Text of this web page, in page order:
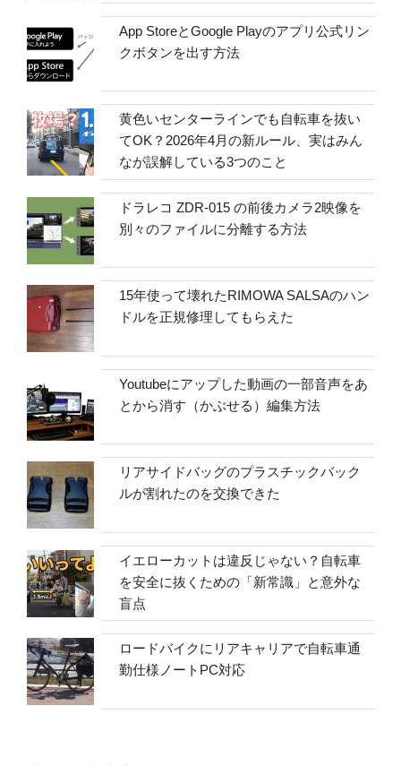
App StoreとGoogle Playのアプリ公式リン
クボタンを出す方法
黄色いセンターラインでも自転車を抜い
てOK？2026年4月の新ルール、実はみん
なが誤解している3つのこと
ドラレコ ZDR-015 の前後カメラ2映像を
別々のファイルに分離する方法
15年使って壊れたRIMOWA SALSAのハン
ドルを正規修理してもらえた
Youtubeにアップした動画の一部音声をあ
とから消す（かぶせる）編集方法
リアサイドバッグのプラスチックバック
ルが割れたのを交換できた
イエローカットは違反じゃない？自転車
を安全に抜くための「新常識」と意外な
盲点
ロードバイクにリアキャリアで自転車通
勤仕様ノートPC対応